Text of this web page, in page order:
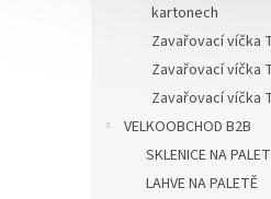
kartonech
Zavařovací víčka
Zavařovací víčka
Zavařovací víčka
VELKOOBCHOD B2B
SKLENICE NA
LAHVE NA PALETĚ